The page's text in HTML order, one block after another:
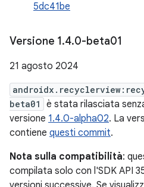
5dc41be
Versione 1.4.0-beta01
21 agosto 2024
beta01
è stata rilasciata
versione 1.4.0-alpha02. La
contiene questi commit.
Nota sulla compatibilità:
compilata solo con l'SDK API